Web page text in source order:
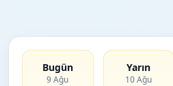
Bugün
9 Ağu
Yarın
10 Ağu